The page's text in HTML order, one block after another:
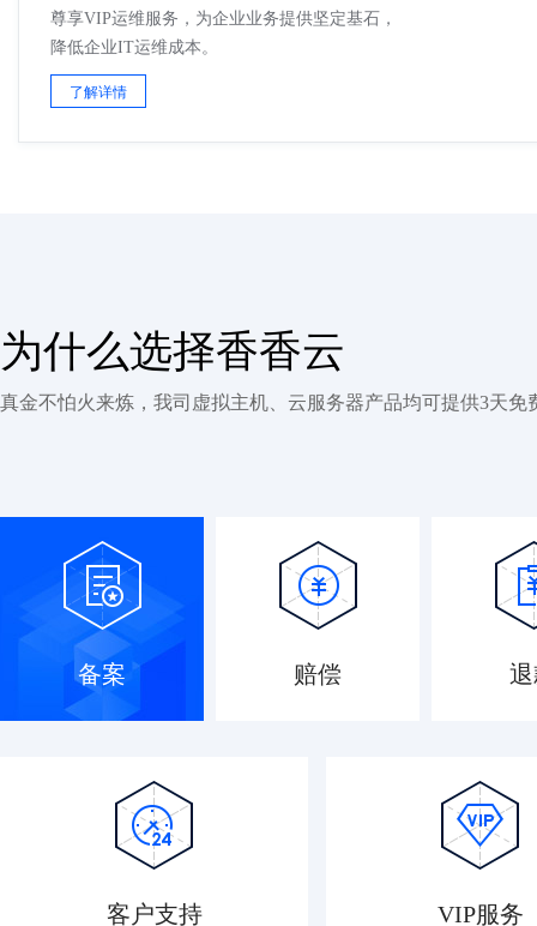
尊享VIP运维服务，为企业业务提供坚定基石，
降低企业IT运维成本。
了解详情
为什么选择香香云
真金不怕火来炼，我司虚拟主机、云服务器产品均可提供3天免
备案 赔偿
客户支持 VIP服务